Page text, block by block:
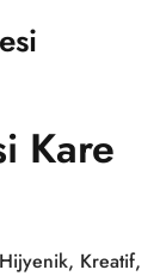
Kare
Kreatif,